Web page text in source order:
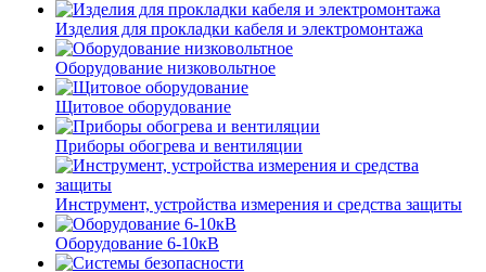
Изделия для прокладки кабеля и электромонтажа
Оборудование низковольтное
Щитовое оборудование
Приборы обогрева и вентиляции
Инструмент, устройства измерения и средства защиты
Оборудование 6-10кВ